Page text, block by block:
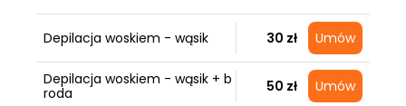
Depilacja woskiem - wąsik 30 zł Umów
Depilacja woskiem - wąsik + b
roda
50 zł Umów